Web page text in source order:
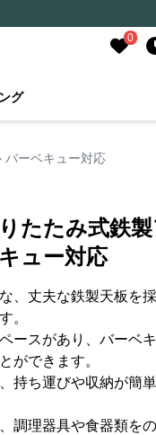
0
グ
バーベキュー対応
たたみ式鉄製
ュー対応
、丈夫な鉄製天板を
。
ースがあり、バーベ
ができます。
持ち運びや収納が簡
調理器具や食器類を